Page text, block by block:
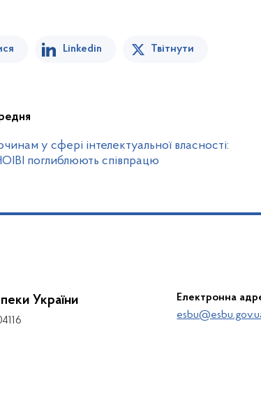
Linkedin Твітнути
у сфері інтелектуальної власності:
поглиблюють співпрацю
України
Електронна